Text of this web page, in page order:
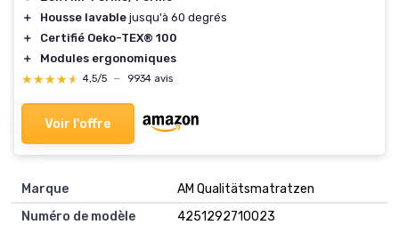
＋
Housse lavable jusqu'à 60 degrés
＋
Certifié Oeko-TEX® 100
＋
Modules ergonomiques
★★★★★
★★★★★ 4,5/5 — 9934 avis
Voir l'offre
Marque
‎AM Qualitätsmatratzen
Numéro de modèle
‎4251292710023